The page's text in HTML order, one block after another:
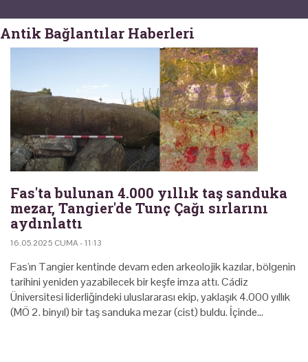
Antik Bağlantılar Haberleri
Fas'ta bulunan 4.000 yıllık taş sanduka
mezar, Tangier'de Tunç Çağı sırlarını
aydınlattı
16.05.2025 CUMA - 11:13
Fas'ın Tangier kentinde devam eden arkeolojik kazılar, bölgenin
tarihini yeniden yazabilecek bir keşfe imza attı. Cádiz
Üniversitesi liderliğindeki uluslararası ekip, yaklaşık 4.000 yıllık
(MÖ 2. binyıl) bir taş sanduka mezar (cist) buldu. İçinde…